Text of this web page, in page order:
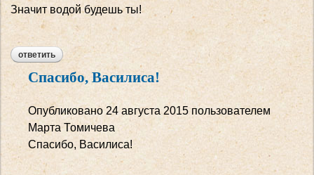
Значит водой будешь ты!
ответить
Спасибо, Василиса!
Опубликовано 24 августа 2015пользователем
Марта Томичева
Спасибо, Василиса!